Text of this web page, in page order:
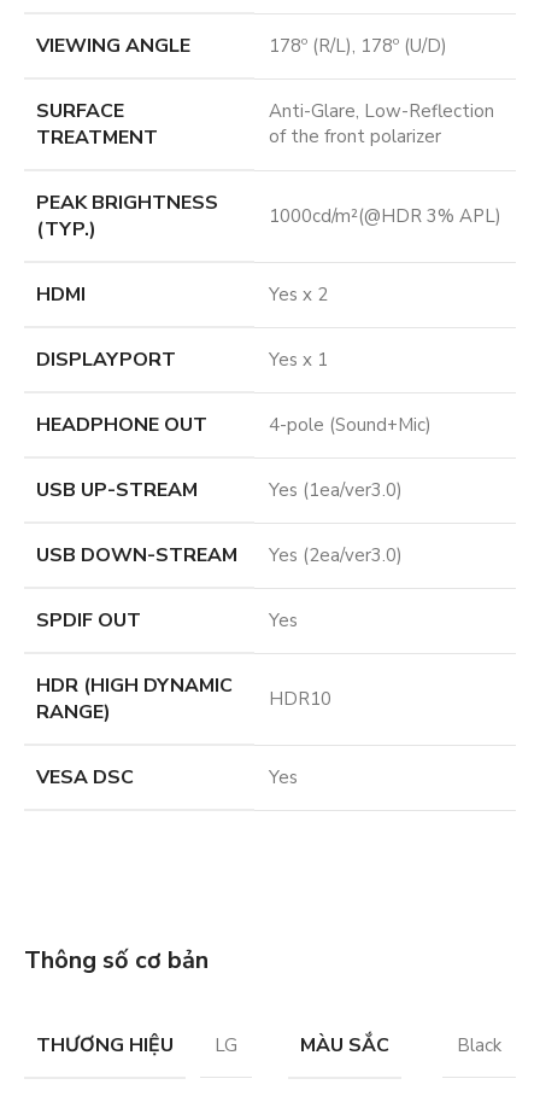
VIEWING ANGLE 178º (R/L), 178º (U/D)
SURFACE
TREATMENT
Anti-Glare, Low-Reflection
of the front polarizer
PEAK BRIGHTNESS
(TYP.)
1000cd/m²(@HDR 3% APL)
HDMI Yes x 2
DISPLAYPORT Yes x 1
HEADPHONE OUT 4-pole (Sound+Mic)
USB UP-STREAM Yes (1ea/ver3.0)
USB DOWN-STREAM Yes (2ea/ver3.0)
SPDIF OUT Yes
HDR (HIGH DYNAMIC
RANGE)
HDR10
VESA DSC Yes
Thông số cơ bản
THƯƠNG HIỆU LG MÀU SẮC Black